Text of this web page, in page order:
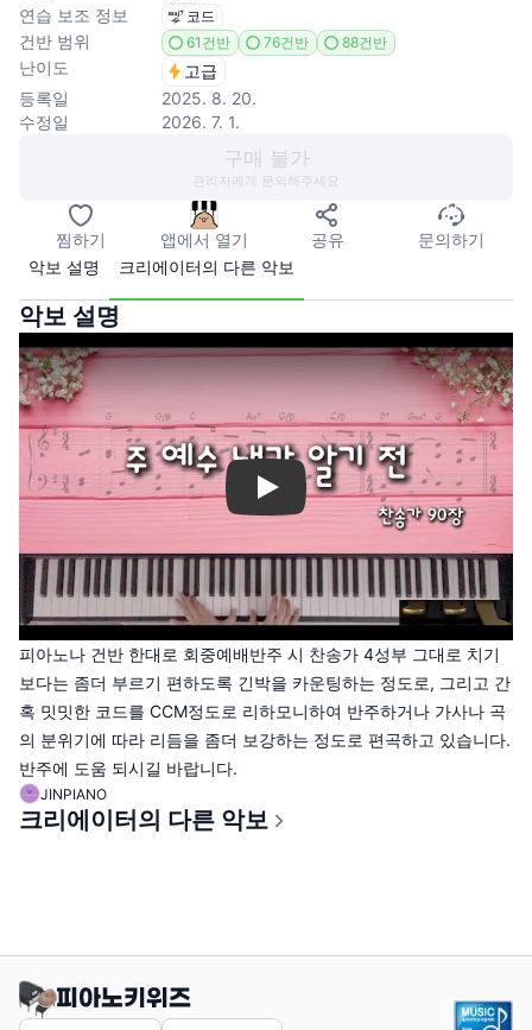
연습 보조 정보 코드
건반 범위 61건반 76건반 88건반
난이도
고급
등록일
2025. 8. 20.
수정일
2026. 7. 1.
구매 불가
관리자에게 문의해주세요
찜하기 앱에서 열기 공유
문의하기
악보 설명
크리에이터의 다른 악보
악보 설명
Play
피아노나 건반 한대로 회중예배반주 시 찬송가 4성부 그대로 치기
보다는 좀더 부르기 편하도록 긴박을 카운팅하는 정도로, 그리고 간
혹 밋밋한 코드를 CCM정도로 리하모니하여 반주하거나 가사나 곡
의 분위기에 따라 리듬을 좀더 보강하는 정도로 편곡하고 있습니다.
반주에 도움 되시길 바랍니다.
JINPIANO
크리에이터의 다른 악보